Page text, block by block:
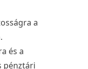
a
és a
pénztári